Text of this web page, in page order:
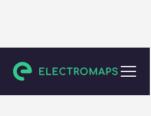
Unknown city (temporary)